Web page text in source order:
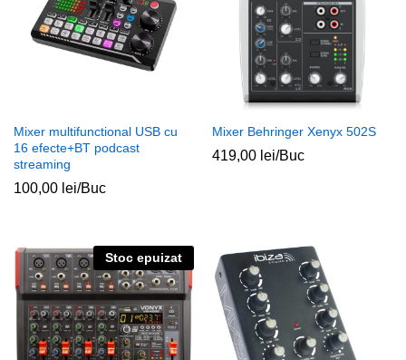
Mixer multifunctional USB cu
16 efecte+BT podcast
streaming
100,00 lei/Buc
Mixer Behringer Xenyx 502S
419,00 lei/Buc
Stoc epuizat